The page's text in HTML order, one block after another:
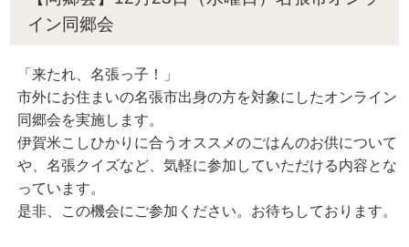
イン同郷会
「来たれ、名張っ子！」
市外にお住まいの名張市出身の方を対象にしたオンライン
同郷会を実施します。
伊賀米こしひかりに合うオススメのごはんのお供について
や、名張クイズなど、気軽に参加していただける内容とな
っています。
是非、この機会にご参加ください。お待ちしております。